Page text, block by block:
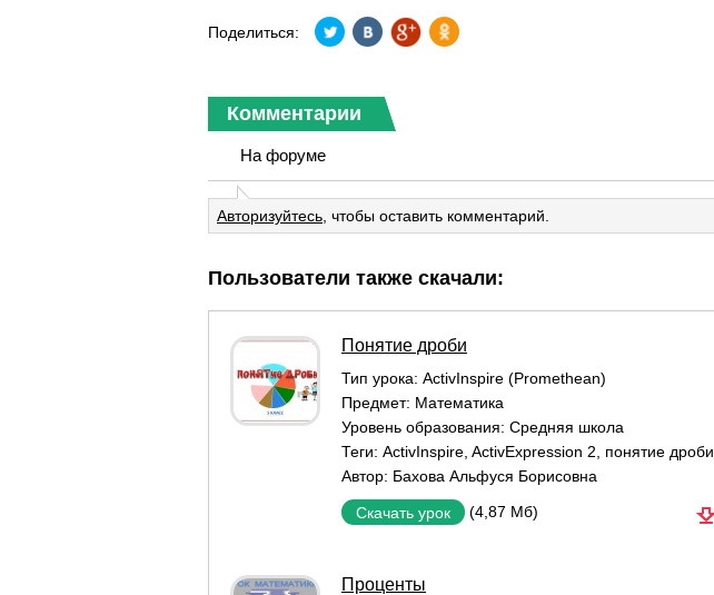
Поделиться:
Комментарии
На форуме
Авторизуйтесь , чтобы оставить комментарий.
Пользователи также скачали:
Понятие дроби
Тип урока: ActivInspire (Promethean)
Предмет: Математика
Уровень образования: Средняя школа
Теги: ActivInspire ActivExpression 2
понятие дроби.
Автор: Бахова Альфуся Борисовна
Скачать урок (4,87 Мб)
Проценты